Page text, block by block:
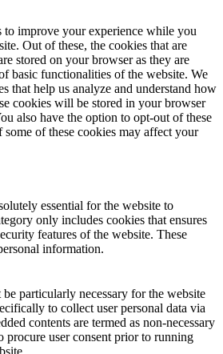
to improve your experience while you
Out of these, the cookies that are
stored on your browser as they are
basic functionalities of the website. We
that help us analyze and understand how
cookies will be stored in your browser
also have the option to opt-out of these
of these cookies may affect your
essential for the website to
only includes cookies that ensures
features of the website. These
information.
particularly necessary for the website
to collect user personal data via
contents are termed as non-necessary
procure user consent prior to running